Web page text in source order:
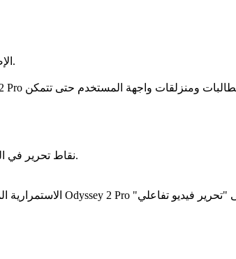
الإضاءة: قوة المفتاح/الملء/الحافة، ودرجة حرارة اللون، ووقت النهار، والمصادر العملية/المحيطة.
نقاط تحرير في الوقت الفعلي: قم بإسقاط العلامات أثناء البث المباشر لالتقاط اللحظات التي ستعيد استخدامها.